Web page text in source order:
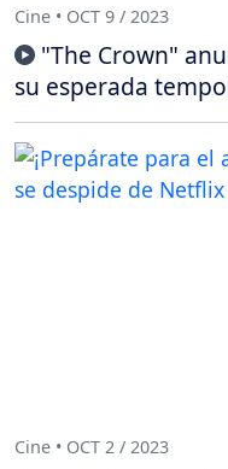
Cine • OCT 9 / 2023
"The Crown"
su esperada
Cine • OCT 2 / 2023